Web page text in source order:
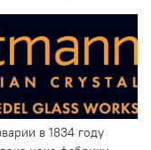
в 1834 году